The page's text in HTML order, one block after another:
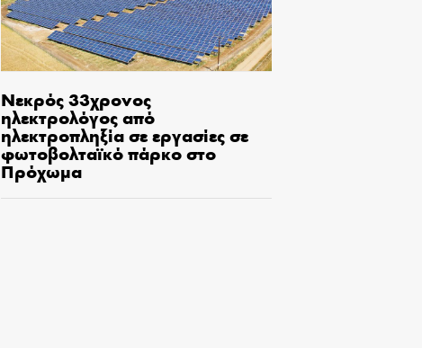
Νεκρός 33χρονος
ηλεκτρολόγος από
ηλεκτροπληξία σε εργασίες σε
φωτοβολταϊκό πάρκο στο
Πρόχωμα